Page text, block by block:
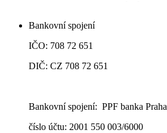
Bankovní spojení
IČO: 708 72 651
DIČ: CZ 708 72 651
Bankovní spojení: PPF banka Praha
číslo účtu: 2001 550 003/6000